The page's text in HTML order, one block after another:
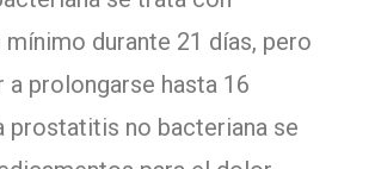
durante 21 días, pero
a prolongarse hasta 16
prostatitis no bacteriana se